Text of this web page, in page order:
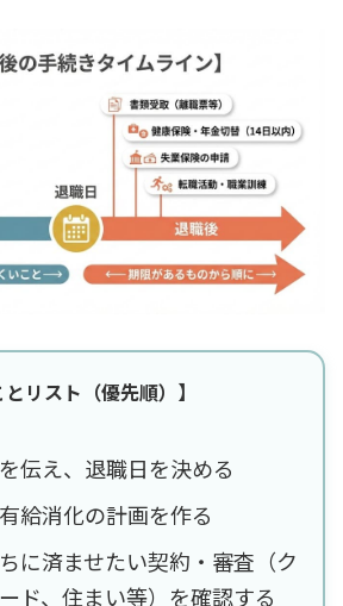
リスト（優先順）】
伝え、退職日を決める
給消化の計画を作る
に済ませたい契約・審査（ク
ド、住まい等）を確認する